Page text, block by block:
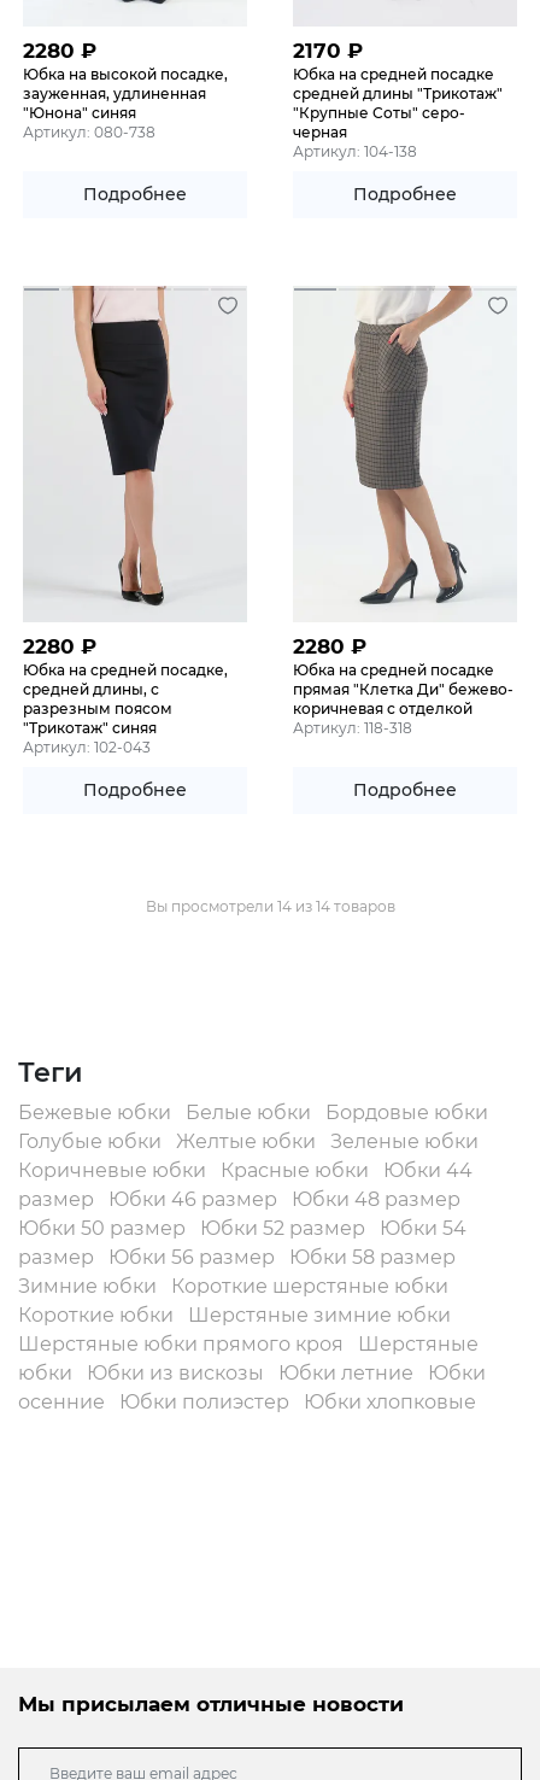
2280 ₽
Юбка на высокой посадке,
зауженная, удлиненная
"Юнона" синяя
Артикул: 080-738
Подробнее
2170 ₽
Юбка на средней посадке
средней длины "Трикотаж"
"Крупные Соты" серо-
черная
Артикул: 104-138
Подробнее
2280 ₽
Юбка на средней посадке,
средней длины, с
разрезным поясом
"Трикотаж" синяя
Артикул: 102-043
Подробнее
2280 ₽
Юбка на средней посадке
прямая "Клетка Ди" бежево-
коричневая с отделкой
Артикул: 118-318
Подробнее
Вы просмотрели 14 из 14 товаров
Теги
Бежевые юбки Белые юбки
Бордовые юбки
Голубые юбки
Желтые юбки
Зеленые юбки
Коричневые юбки
Красные юбки
Юбки 44
размер
Юбки 46 размер
Юбки 48 размер
Юбки 50 размер
Юбки 52 размер
Юбки 54
размер
Юбки 56 размер
Юбки 58 размер
Зимние юбки
Короткие шерстяные юбки
Короткие юбки
Шерстяные зимние юбки
Шерстяные юбки прямого кроя
Шерстяные
юбки
Юбки из вискозы Юбки летние
Юбки
осенние
Юбки полиэстер Юбки хлопковые
Мы присылаем отличные новости